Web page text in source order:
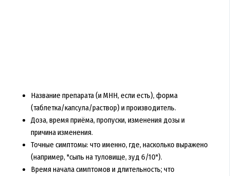
Название препарата (и МНН, если есть), форма
(таблетка/капсула/раствор) и производитель.
Доза, время приёма, пропуски, изменения дозы и
причина изменения.
Точные симптомы: что именно, где, насколько выражено
(например, "сыпь на туловище, зуд 6/10").
Время начала симптомов и длительность; что